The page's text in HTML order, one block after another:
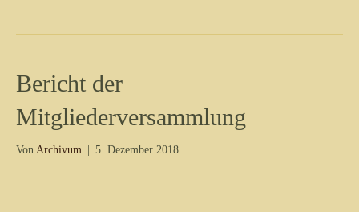
Bericht der
Mitgliederversammlung
Von Archivum 5. Dezember 2018